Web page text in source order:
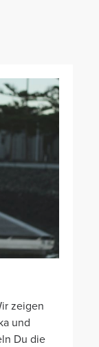
zeigen
und
Du die